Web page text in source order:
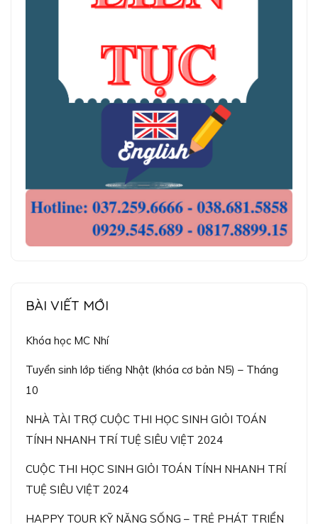
BÀI VIẾT MỚI
Khóa học MC Nhí
Tuyển sinh lớp tiếng Nhật (khóa cơ bản N5) – Tháng
10
NHÀ TÀI TRỢ CUỘC THI HỌC SINH GIỎI TOÁN
TÍNH NHANH TRÍ TUỆ SIÊU VIỆT 2024
CUỘC THI HỌC SINH GIỎI TOÁN TÍNH NHANH TRÍ
TUỆ SIÊU VIỆT 2024
HAPPY TOUR KỸ NĂNG SỐNG – TRẺ PHÁT TRIỂN